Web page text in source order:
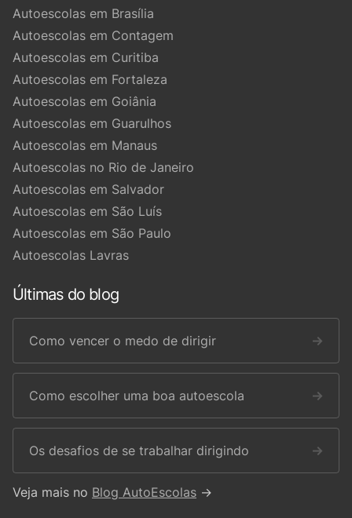
Autoescolas em Brasília
Autoescolas em Contagem
Autoescolas em Curitiba
Autoescolas em Fortaleza
Autoescolas em Goiânia
Autoescolas em Guarulhos
Autoescolas em Manaus
Autoescolas no Rio de Janeiro
Autoescolas em Salvador
Autoescolas em São Luís
Autoescolas em São Paulo
Autoescolas Lavras
Últimas do blog
Como vencer o medo de dirigir →
Como escolher uma boa autoescola →
Os desafios de se trabalhar dirigindo →
Veja mais no Blog AutoEscolas →